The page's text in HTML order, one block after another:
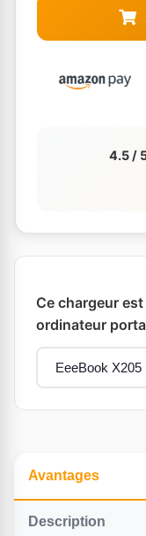
4.5 /
Ce chargeur
ordinateur
Avantages
Description